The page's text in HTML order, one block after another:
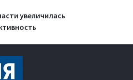
увеличилась